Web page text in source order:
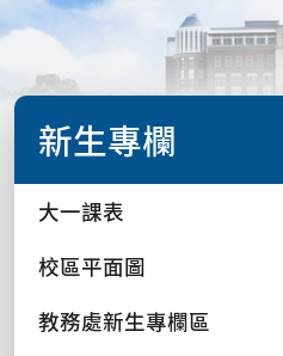
新生專欄
大一課表
校區平面圖
教務處新生專欄區